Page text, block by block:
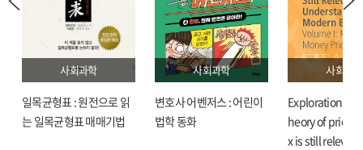
槪說=41
1. 豫算の內容=41
2. 豫算の性格=42
槪說=45
第88條
槪說=46
사회과학
일목균형표 : 원전으로 읽
는 일목균형표 매매기법
사회과학
변호사 어벤저스 : 어린이
법학 동화
사회과학
Explorations in
heory of price :
x is still